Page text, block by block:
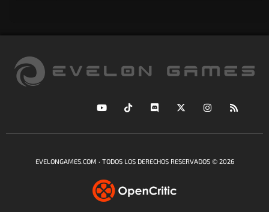
EVELONGAMES.COM · TODOS LOS DERECHOS RESERVADOS © 2026